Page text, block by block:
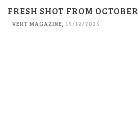
FRESH SHOT FROM OCTOBER
VERT MAGAZINE, 19/12/2025